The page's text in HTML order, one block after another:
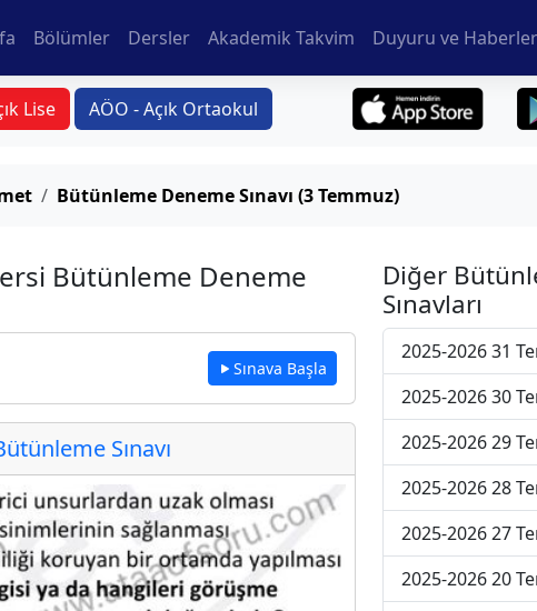
Bölümler Dersler Akademik Takvim Duyuru ve Haberler
Lise AÖO - Açık Ortaokul
Bütünleme Deneme Sınavı (3 Temmuz)
Bütünleme Deneme
Sınava Başla
Sınavı
Diğer
Sınavları
2025-2026 31
2025-2026 30
2025-2026 29
2025-2026 28
2025-2026 27
2025-2026 20